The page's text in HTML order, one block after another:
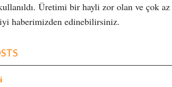
Üretimi bir hayli zor olan ve çok
haberimizden edinebilirsiniz.